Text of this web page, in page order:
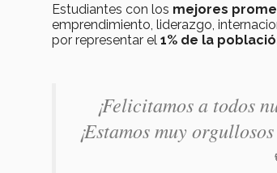
Estudiantes con los mejores
emprendimiento, liderazgo,
por representar el 1% de la
¡Felicitamos a todos
¡Estamos muy